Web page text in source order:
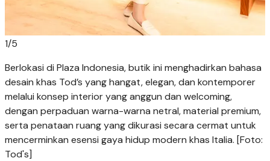
1/5
Berlokasi di Plaza Indonesia, butik ini menghadirkan bahasa
desain khas Tod’s yang hangat, elegan, dan kontemporer
melalui konsep interior yang anggun dan welcoming,
dengan perpaduan warna-warna netral, material premium,
serta penataan ruang yang dikurasi secara cermat untuk
mencerminkan esensi gaya hidup modern khas Italia. [Foto:
Tod's]